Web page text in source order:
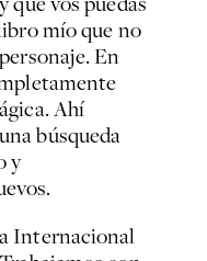
mío que no
En
Ahí
búsqueda
y
Internacional